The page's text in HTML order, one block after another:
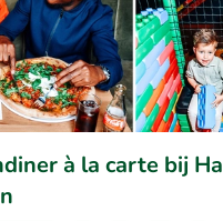
à la carte bij